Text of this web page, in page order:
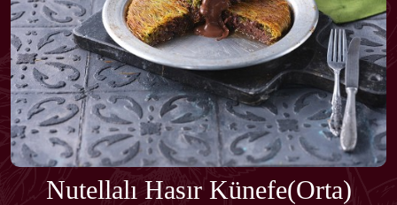
Nutellalı Hasır Künefe(Orta)